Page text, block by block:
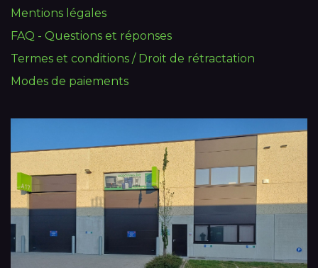
Mentions légales
FAQ - Questions et réponses
Termes et conditions / Droit de rétractation
Modes de paiements